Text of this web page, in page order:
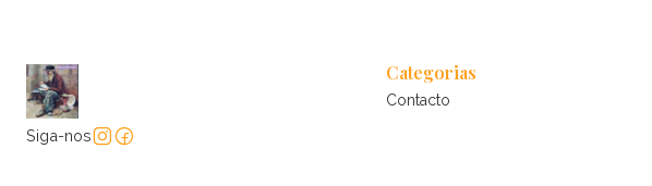
Siga-nos
Categorias
Contacto